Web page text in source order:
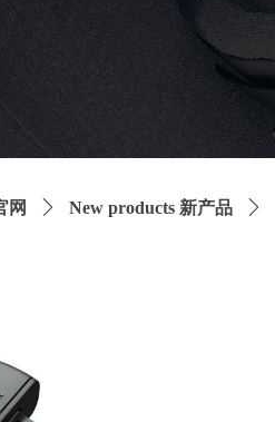
网 ꄲ New products 新产品 ꄲ